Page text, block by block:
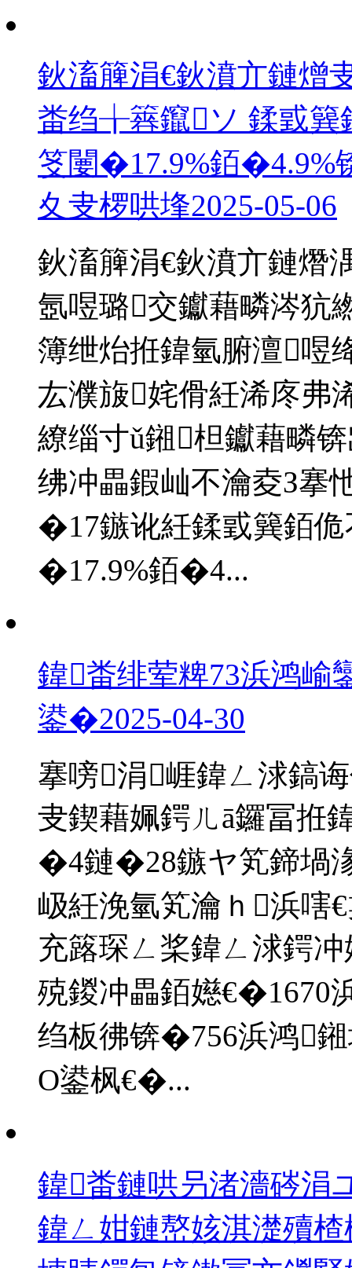
鈥滀簲涓€鈥濆亣鏈熷
畨绉╁簭鑹ソ 鍒戜簨
笅闄�17.9%銆�4.9%
夊叏椤哄埄2025-05-06
鈥滀簲涓€鈥濆亣鏈熸
氬喅璐交钀藉疄涔犺
簿绁炲拰鍏氫腑澶喅
厷濮旇姹傦紝浠庝弗
繚缁寸ǔ鎺柦钀藉疄
绋冲畾鍜屾不瀹夌З
�17鏃讹紝鍒戜簨銆
�17.9%銆�4...
鍏畨绯荤粺73浜鸿崳
鍙�2025-04-30
搴嗙涓崕鍏ㄥ浗鎬
叏鍥藉姵鍔ㄦā鑼冨拰
�4鏈�28鏃ヤ笂鍗堝
岋紝浼氫笂瀹ｈ浜嗐
充簬琛ㄥ桨鍏ㄥ浗鍔
殑鍐冲畾銆嬨€�1670
绉板彿锛�756浜鸿
О鍙枫€�...
鍏畨鏈哄叧渚濇硶涓
鍏ㄥ姏鏈嶅姟淇濋殰